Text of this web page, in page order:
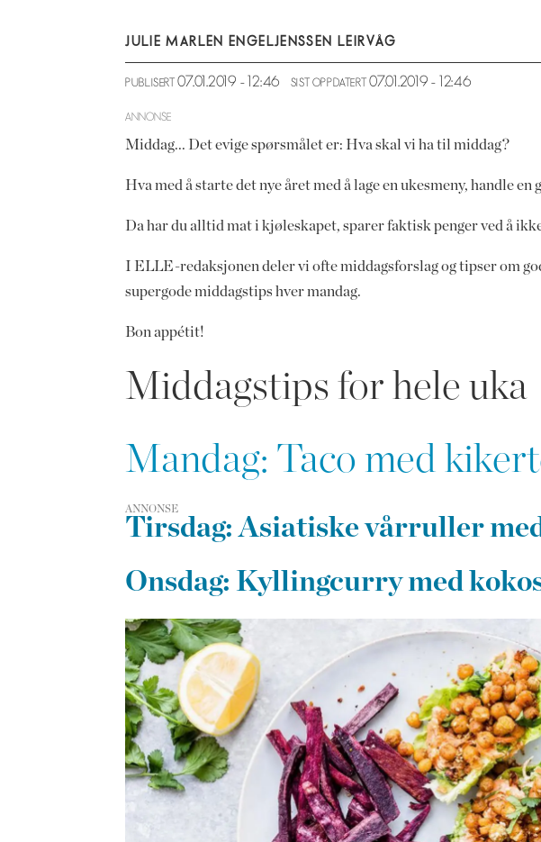
JULIE MARLEN ENGELJENSSEN LEIRVÅG
PUBLISERT 07.01.2019 - 12:46 SIST OPPDATERT 07.01.2019 - 12:46
ANNONSE
Middag... Det evige spørsmålet er: Hva skal vi ha til middag?
Hva med å starte det nye året med å lage en ukesmeny, handle
Da har du alltid mat i kjøleskapet, sparer faktisk penger ved å
I ELLE-redaksjonen deler vi ofte middagsforslag og tipser om
supergode middagstips hver mandag.
Bon appétit!
Middagstips for hele uka
Mandag: Taco med
ANNONSE
Tirsdag: Asiatiske vårruller
Onsdag: Kyllingcurry med